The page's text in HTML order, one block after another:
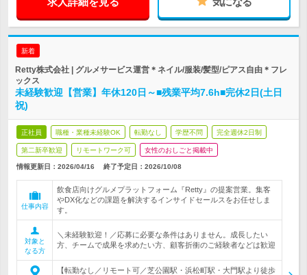
新着
Retty株式会社 | グルメサービス運営＊ネイル/服装/髪型/ピアス自由＊フレ
ックス
未経験歓迎【営業】年休120日～■残業平均7.6h■完休2日(土日
祝)
正社員 職種・業種未経験OK 転勤なし 学歴不問 完全週休2日制
第二新卒歓迎 リモートワーク可 女性のおしごと掲載中
情報更新日：2026/04/16 終了予定日： 2026/10/08
仕事内容
飲食店向けグルメプラットフォーム『Retty』の提案営業。集客
やDX化などの課題を解決するインサイドセールスをお任せしま
す。
対象と
なる方
＼未経験歓迎！／応募に必要な条件はありません。成長したい
方、チームで成果を求めたい方、顧客折衝のご経験者などは歓迎
【転勤なし／リモート可／芝公園駅・浜松町駅・大門駅より徒歩